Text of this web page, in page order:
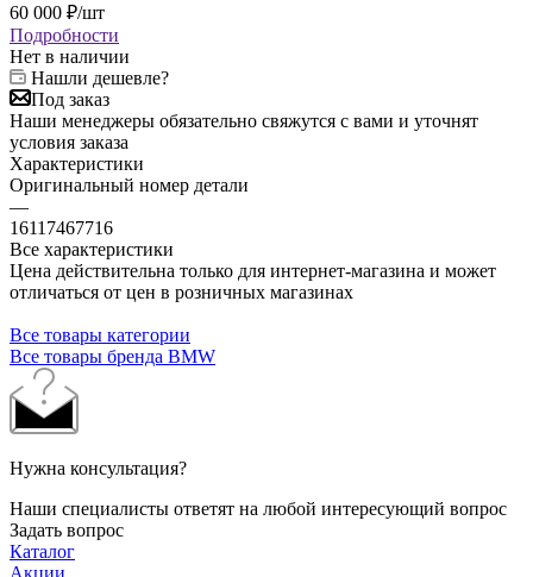
60 000 ₽/шт
Подробности
Нет в наличии
Нашли дешевле?
Под заказ
Наши менеджеры обязательно свяжутся с вами и уточнят
условия заказа
Характеристики
Оригинальный номер детали
—
16117467716
Все характеристики
Цена действительна только для интернет-магазина и может
отличаться от цен в розничных магазинах
Все товары категории
Все товары бренда BMW
Нужна консультация?
Наши специалисты ответят на любой интересующий вопрос
Задать вопрос
Каталог
Акции